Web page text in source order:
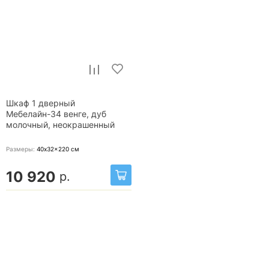
Шкаф 1 дверный
Мебелайн-34 венге, дуб
молочный, неокрашенный
Размеры: 40x32x220 см
10 920 р.